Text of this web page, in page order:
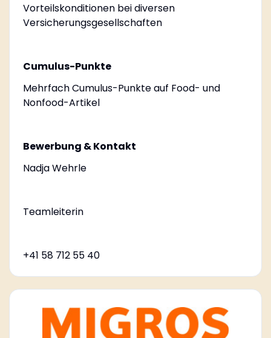
Vorteilskonditionen bei diversen
Versicherungsgesellschaften
Cumulus-Punkte
Mehrfach Cumulus-Punkte auf Food- und
Nonfood-Artikel
Bewerbung & Kontakt
Nadja Wehrle
Teamleiterin
+41 58 712 55 40